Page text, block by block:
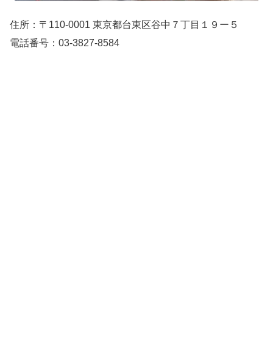
住所：〒110-0001 東京都台東区谷中７丁目１９ー５
電話番号：03-3827-8584